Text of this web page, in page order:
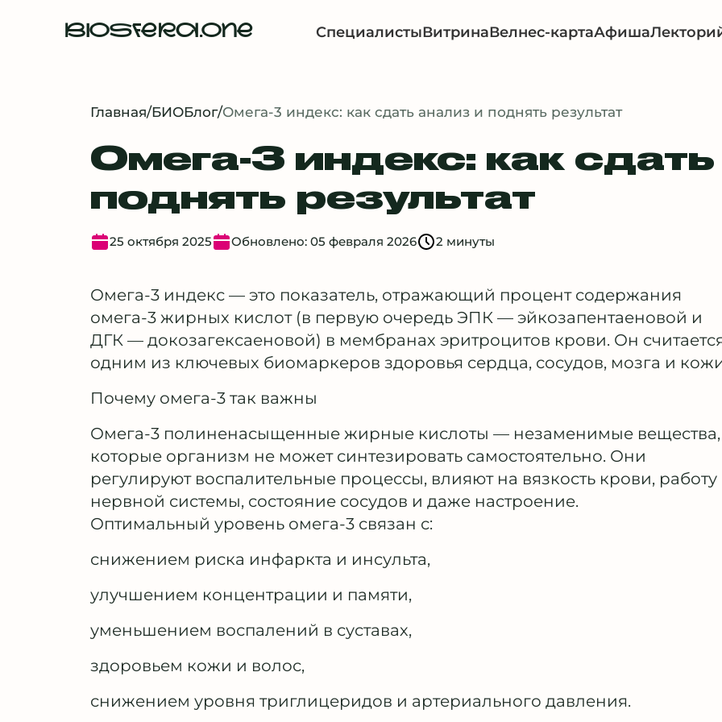
BIOSFERA.ONE СпециалистыВитринаВелнес-картаАфиша
Главная/БИОБлог/Омега-3 индекс: как сдать анализ и поднять результат
Омега-3 индекс: как
поднять результат
25 октября 2025 Обновлено: 05 февраля 2026 2 минуты
Омега-3 индекс — это показатель, отражающий процент содержания
омега-3 жирных кислот (в первую очередь ЭПК — эйкозапентаеновой и
ДГК — докозагексаеновой) в мембранах эритроцитов крови. Он
одним из ключевых биомаркеров здоровья сердца, сосудов, мозга и
Почему омега-3 так важны
Омега-3 полиненасыщенные жирные кислоты — незаменимые вещества,
которые организм не может синтезировать самостоятельно. Они
регулируют воспалительные процессы, влияют на вязкость крови, работу
нервной системы, состояние сосудов и даже настроение.
Оптимальный уровень омега-3 связан с:
снижением риска инфаркта и инсульта,
улучшением концентрации и памяти,
уменьшением воспалений в суставах,
здоровьем кожи и волос,
снижением уровня триглицеридов и артериального давления.